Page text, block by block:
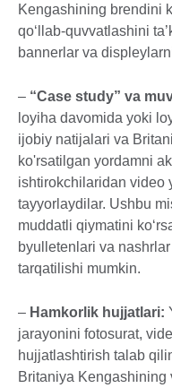
Kengashining brendini
qo‘llab-quvvatlashini
bannerlar va
– “Case study” va
loyiha davomida yoki
ijobiy natijalari va
ko'rsatilgan yordamni
ishtirokchilaridan video
tayyorlaydilar. Ushbu
muddatli qiymatini
byulletenlari va
tarqatilishi mumkin.
– Hamkorlik hujjatlari:
jarayonini fotosurat,
hujjatlashtirish talab
Britaniya